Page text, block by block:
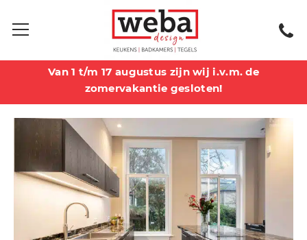
Van 1 t/m 17 augustus zijn wij i.v.m. de
zomervakantie gesloten!